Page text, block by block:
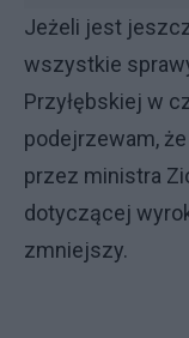
Jeżeli jest
wszystkie
Przyłębskiej w
podejrzewam,
przez ministra
dotyczącej
zmniejszy.